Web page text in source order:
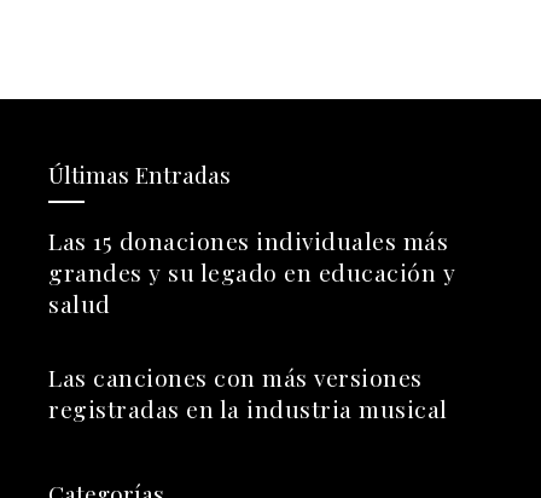
Últimas Entradas
Las 15 donaciones individuales más
grandes y su legado en educación y
salud
Las canciones con más versiones
registradas en la industria musical